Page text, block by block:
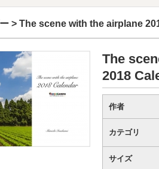
> The scene with the airplane
The
2018
作者
カテゴリ
サイズ